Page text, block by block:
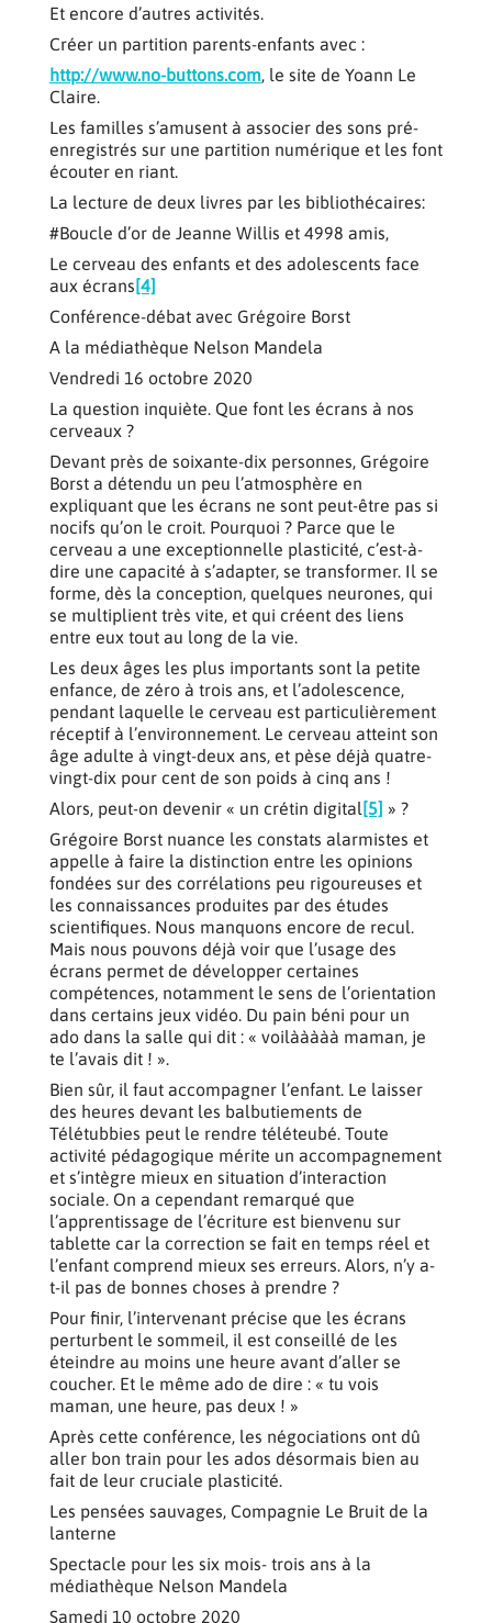
Et encore d’autres activités.
Créer un partition parents-enfants avec :
http://www.no-buttons.com, le site de Yoann Le
Claire.
Les familles s’amusent à associer des sons pré-
enregistrés sur une partition numérique et les font
écouter en riant.
La lecture de deux livres par les bibliothécaires:
#Boucle d’or de Jeanne Willis et 4998 amis,
Le cerveau des enfants et des adolescents face
aux écrans[4]
Conférence-débat avec Grégoire Borst
A la médiathèque Nelson Mandela
Vendredi 16 octobre 2020
La question inquiète. Que font les écrans à nos
cerveaux ?
Devant près de soixante-dix personnes, Grégoire
Borst a détendu un peu l’atmosphère en
expliquant que les écrans ne sont peut-être pas si
nocifs qu’on le croit. Pourquoi ? Parce que le
cerveau a une exceptionnelle plasticité, c’est-à-
dire une capacité à s’adapter, se transformer. Il se
forme, dès la conception, quelques neurones, qui
se multiplient très vite, et qui créent des liens
entre eux tout au long de la vie.
Les deux âges les plus importants sont la petite
enfance, de zéro à trois ans, et l’adolescence,
pendant laquelle le cerveau est particulièrement
réceptif à l’environnement. Le cerveau atteint son
âge adulte à vingt-deux ans, et pèse déjà quatre-
vingt-dix pour cent de son poids à cinq ans !
Alors, peut-on devenir « un crétin digital[5] » ?
Grégoire Borst nuance les constats alarmistes et
appelle à faire la distinction entre les opinions
fondées sur des corrélations peu rigoureuses et
les connaissances produites par des études
scientifiques. Nous manquons encore de recul.
Mais nous pouvons déjà voir que l’usage des
écrans permet de développer certaines
compétences, notamment le sens de l’orientation
dans certains jeux vidéo. Du pain béni pour un
ado dans la salle qui dit : « voilààààà maman, je
te l’avais dit ! ».
Bien sûr, il faut accompagner l’enfant. Le laisser
des heures devant les balbutiements de
Télétubbies peut le rendre téléteubé. Toute
activité pédagogique mérite un accompagnement
et s’intègre mieux en situation d’interaction
sociale. On a cependant remarqué que
l’apprentissage de l’écriture est bienvenu sur
tablette car la correction se fait en temps réel et
l’enfant comprend mieux ses erreurs. Alors, n’y a-
t-il pas de bonnes choses à prendre ?
Pour finir, l’intervenant précise que les écrans
perturbent le sommeil, il est conseillé de les
éteindre au moins une heure avant d’aller se
coucher. Et le même ado de dire : « tu vois
maman, une heure, pas deux ! »
Après cette conférence, les négociations ont dû
aller bon train pour les ados désormais bien au
fait de leur cruciale plasticité.
Les pensées sauvages, Compagnie Le Bruit de la
lanterne
Spectacle pour les six mois- trois ans à la
médiathèque Nelson Mandela
Samedi 10 octobre 2020